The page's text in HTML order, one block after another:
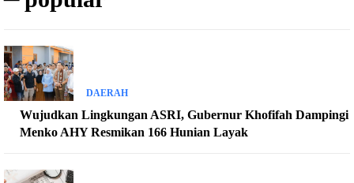
DAERAH
Wujudkan Lingkungan ASRI, Gubernur Khofifah Dampingi
Menko AHY Resmikan 166 Hunian Layak